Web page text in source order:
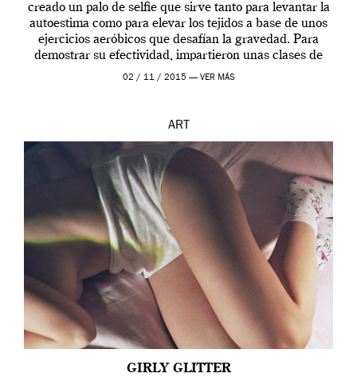
creado un palo de selfie que sirve tanto para levantar la
autoestima como para elevar los tejidos a base de unos
ejercicios aeróbicos que desafían la gravedad. Para
demostrar su efectividad, impartieron unas clases de
prueba en el Tate […]
02 / 11 / 2015 — VER MÁS
ART
GIRLY GLITTER